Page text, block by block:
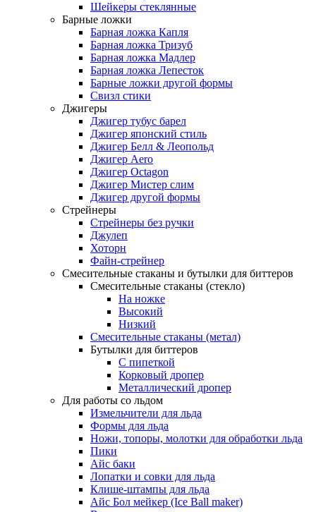
Шейкеры стеклянные
Барные ложки
Барная ложка Капля
Барная ложка Тризуб
Барная ложка Мадлер
Барная ложка Лепесток
Барные ложки другой формы
Свизл стики
Джигеры
Джигер тубус барел
Джигер японский стиль
Джигер Белл & Леопольд
Джигер Aero
Джигер Octagon
Джигер Мистер слим
Джигер другой формы
Стрейнеры
Стрейнеры без ручки
Джулеп
Хоторн
Файн-стрейнер
Смесительные стаканы и бутылки для биттеров
Смесительные стаканы (стекло)
На ножке
Высокий
Низкий
Смесительные стаканы (метал)
Бутылки для биттеров
С пипеткой
Корковый дропер
Металлический дропер
Для работы со льдом
Измельчители для льда
Формы для льда
Ножи, топоры, молотки для обработки льда
Пики
Айс баки
Лопатки и совки для льда
Клише-штампы для льда
Айс Бол мейкер (Ice Ball maker)